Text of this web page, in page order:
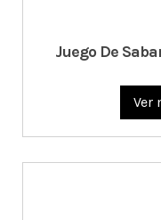
Juego De
Ver